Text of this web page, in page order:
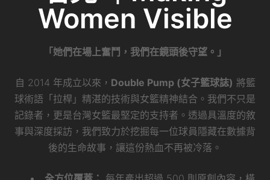
Women Visible
「她們在場上奮鬥，我們在鏡頭後守望。」
自 2014 年成立以來， Double Pump (女子籃球誌) 將籃
球術語「拉桿」精湛的技術與女籃精神結合。我們不只是
記錄者，更是台灣女籃最堅定的支持者。透過具溫度的敘
事與深度採訪，我們致力於挖掘每一位球員隱藏在數據背
後的生命故事，讓這份熱血不再被冷落。